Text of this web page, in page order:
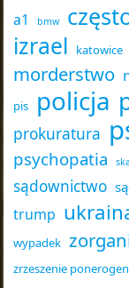
a1 bmw
izrael katowice
morderstwo
pis policja
prokuratura
psychopatia
sądownictwo
trump
wypadek
zrzeszenie